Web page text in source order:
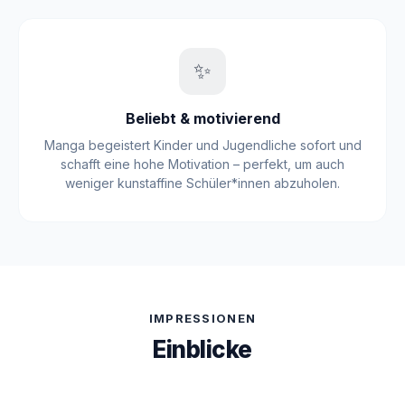
✨
Beliebt & motivierend
Manga begeistert Kinder und Jugendliche sofort und
schafft eine hohe Motivation – perfekt, um auch
weniger kunstaffine Schüler*innen abzuholen.
IMPRESSIONEN
Einblicke